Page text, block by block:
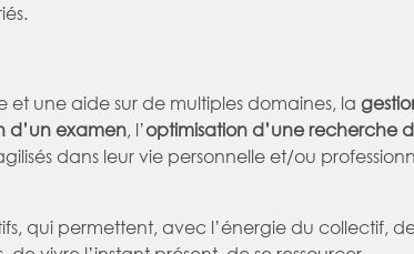
et une aide sur de multiples domaines, la
d’un examen, l’optimisation d’une recherche
dans leur vie personnelle et/ou
qui permettent, avec l’énergie du collectif,